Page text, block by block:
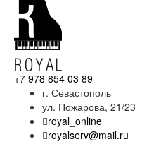
+7 978 854 03 89
г. Севастополь
ул. Пожарова, 21/23
royal_online
royalserv@mail.ru